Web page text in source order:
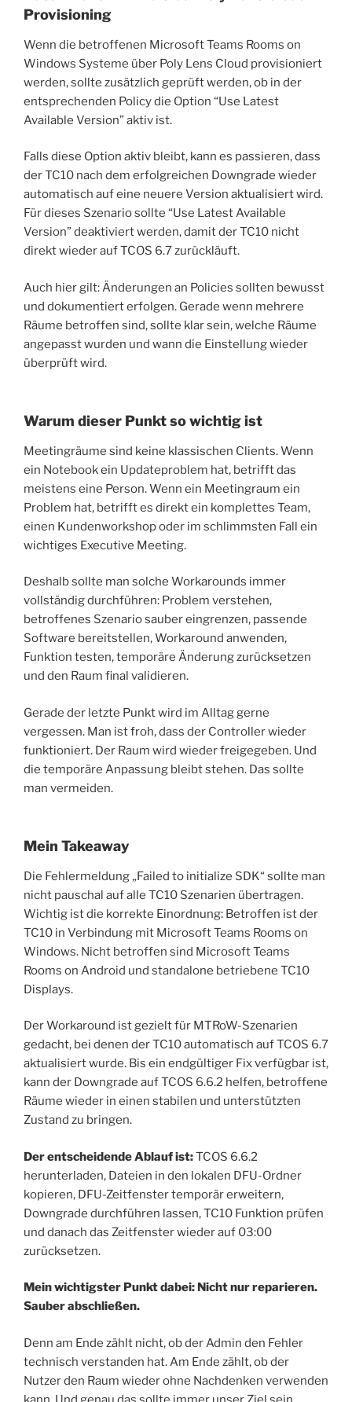
Provisioning
Wenn die betroffenen Microsoft Teams Rooms on
Windows Systeme über Poly Lens Cloud provisioniert
werden, sollte zusätzlich geprüft werden, ob in der
entsprechenden Policy die Option “Use Latest
Available Version” aktiv ist.
Falls diese Option aktiv bleibt, kann es passieren, dass
der TC10 nach dem erfolgreichen Downgrade wieder
automatisch auf eine neuere Version aktualisiert wird.
Für dieses Szenario sollte “Use Latest Available
Version” deaktiviert werden, damit der TC10 nicht
direkt wieder auf TCOS 6.7 zurückläuft.
Auch hier gilt: Änderungen an Policies sollten bewusst
und dokumentiert erfolgen. Gerade wenn mehrere
Räume betroffen sind, sollte klar sein, welche Räume
angepasst wurden und wann die Einstellung wieder
überprüft wird.
Warum dieser Punkt so wichtig ist
Meetingräume sind keine klassischen Clients. Wenn
ein Notebook ein Updateproblem hat, betrifft das
meistens eine Person. Wenn ein Meetingraum ein
Problem hat, betrifft es direkt ein komplettes Team,
einen Kundenworkshop oder im schlimmsten Fall ein
wichtiges Executive Meeting.
Deshalb sollte man solche Workarounds immer
vollständig durchführen: Problem verstehen,
betroffenes Szenario sauber eingrenzen, passende
Software bereitstellen, Workaround anwenden,
Funktion testen, temporäre Änderung zurücksetzen
und den Raum final validieren.
Gerade der letzte Punkt wird im Alltag gerne
vergessen. Man ist froh, dass der Controller wieder
funktioniert. Der Raum wird wieder freigegeben. Und
die temporäre Anpassung bleibt stehen. Das sollte
man vermeiden.
Mein Takeaway
Die Fehlermeldung „Failed to initialize SDK“ sollte man
nicht pauschal auf alle TC10 Szenarien übertragen.
Wichtig ist die korrekte Einordnung: Betroffen ist der
TC10 in Verbindung mit Microsoft Teams Rooms on
Windows. Nicht betroffen sind Microsoft Teams
Rooms on Android und standalone betriebene TC10
Displays.
Der Workaround ist gezielt für MTRoW-Szenarien
gedacht, bei denen der TC10 automatisch auf TCOS 6.7
aktualisiert wurde. Bis ein endgültiger Fix verfügbar ist,
kann der Downgrade auf TCOS 6.6.2 helfen, betroffene
Räume wieder in einen stabilen und unterstützten
Zustand zu bringen.
Der entscheidende Ablauf ist:TCOS 6.6.2
herunterladen, Dateien in den lokalen DFU-Ordner
kopieren, DFU-Zeitfenster temporär erweitern,
Downgrade durchführen lassen, TC10 Funktion prüfen
und danach das Zeitfenster wieder auf 03:00
zurücksetzen.
Mein wichtigster Punkt dabei: Nicht nur reparieren.
Sauber abschließen.
Denn am Ende zählt nicht, ob der Admin den Fehler
technisch verstanden hat. Am Ende zählt, ob der
Nutzer den Raum wieder ohne Nachdenken verwenden